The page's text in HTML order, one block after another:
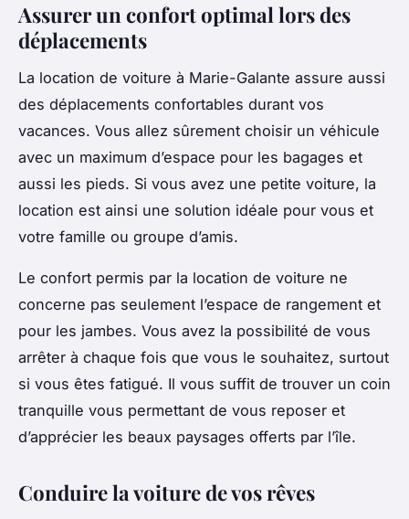
Assurer un confort optimal lors des
déplacements
La location de voiture à Marie-Galante assure aussi
des déplacements confortables durant vos
vacances. Vous allez sûrement choisir un véhicule
avec un maximum d’espace pour les bagages et
aussi les pieds. Si vous avez une petite voiture, la
location est ainsi une solution idéale pour vous et
votre famille ou groupe d’amis.
Le confort permis par la location de voiture ne
concerne pas seulement l’espace de rangement et
pour les jambes. Vous avez la possibilité de vous
arrêter à chaque fois que vous le souhaitez, surtout
si vous êtes fatigué. Il vous suffit de trouver un coin
tranquille vous permettant de vous reposer et
d’apprécier les beaux paysages offerts par l’île.
Conduire la voiture de vos rêves